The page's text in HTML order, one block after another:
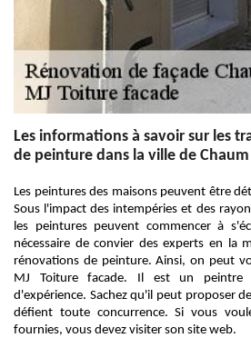
Les informations à savoir sur les
de peinture dans la ville de
Les peintures des maisons peuvent être
Sous l'impact des intempéries et des
les peintures peuvent commencer à
nécessaire de convier des experts en la
rénovations de peinture. Ainsi, on peut
MJ Toiture facade. Il est un peintre
d'expérience. Sachez qu'il peut proposer
défient toute concurrence. Si vous
fournies, vous devez visiter son site web.